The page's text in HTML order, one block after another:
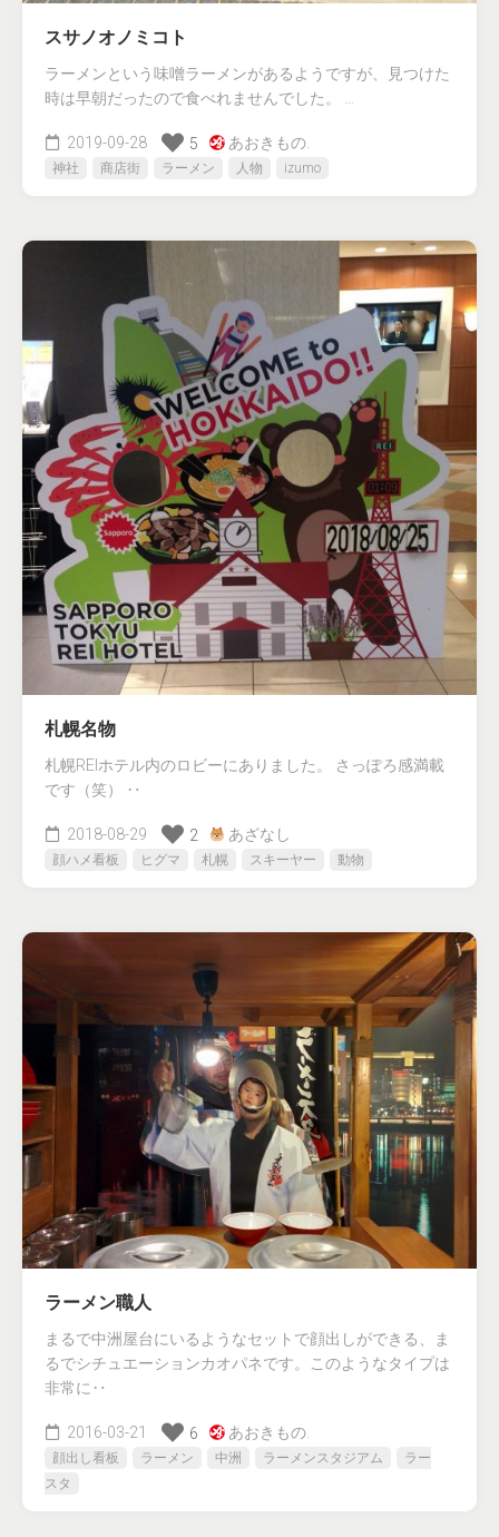
スサノオノミコト
ラーメンという味噌ラーメンがあるようですが、見つけた
時は早朝だったので食べれませんでした。 …
2019-09-28 5 あおきもの.
神社 商店街 ラーメン 人物 izumo
札幌名物
札幌REIホテル内のロビーにありました。 さっぽろ感満載
です（笑） ‥
2018-08-29 2 あざなし
顔ハメ看板 ヒグマ 札幌 スキーヤー 動物
ラーメン職人
まるで中洲屋台にいるようなセットで顔出しができる、ま
るでシチュエーションカオパネです。このようなタイプは
非常に‥
2016-03-21 6 あおきもの.
顔出し看板 ラーメン 中洲 ラーメンスタジアム
ラー
スタ